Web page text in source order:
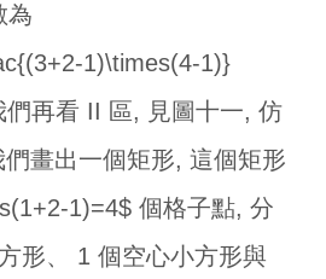
為
1)\times(4-1)}
再看 II 區, 見圖十一, 仿
畫出一個矩形, 這個矩形
1)=4$ 個格子點, 分
形、 1 個空心小方形與